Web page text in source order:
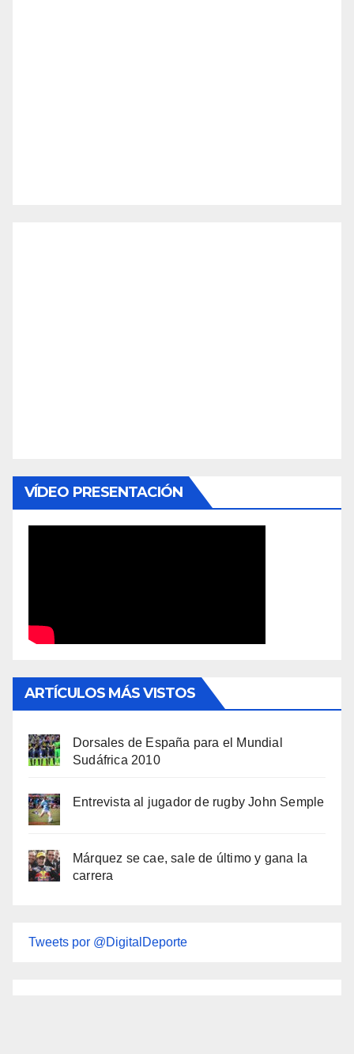
VÍDEO PRESENTACIÓN
ARTÍCULOS MÁS VISTOS
Dorsales de España para el Mundial
Sudáfrica 2010
Entrevista al jugador de rugby John Semple
Márquez se cae, sale de último y gana la
carrera
Tweets por @DigitalDeporte